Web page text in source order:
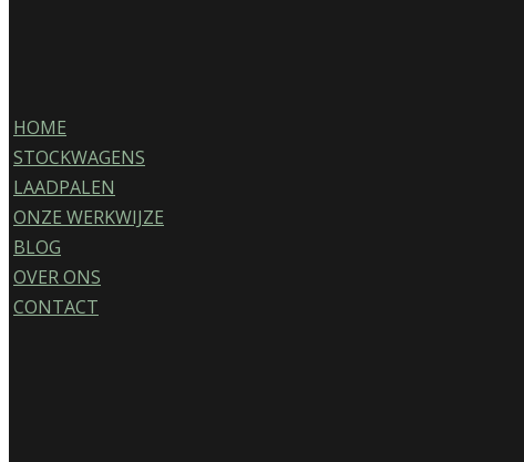
HOME
STOCKWAGENS
LAADPALEN
ONZE WERKWIJZE
BLOG
OVER ONS
CONTACT